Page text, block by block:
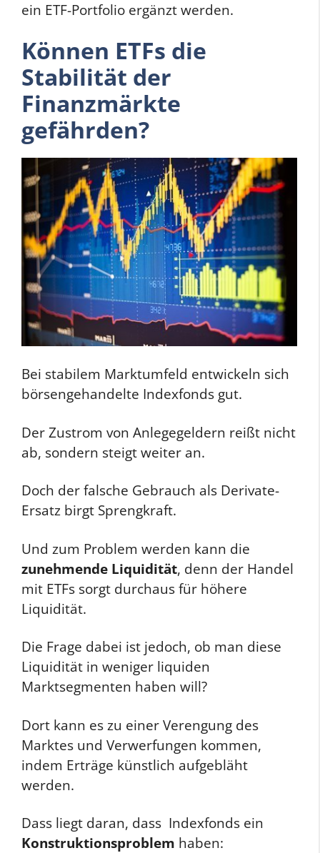
ein ETF-Portfolio ergänzt werden.
Können ETFs die
Stabilität der
Finanzmärkte
gefährden?
Bei stabilem Marktumfeld entwickeln sich
börsengehandelte Indexfonds gut.
Der Zustrom von Anlegegeldern reißt nicht
ab, sondern steigt weiter an.
Doch der falsche Gebrauch als Derivate-
Ersatz birgt Sprengkraft.
Und zum Problem werden kann die
zunehmende Liquidität, denn der Handel
mit ETFs sorgt durchaus für höhere
Liquidität.
Die Frage dabei ist jedoch, ob man diese
Liquidität in weniger liquiden
Marktsegmenten haben will?
Dort kann es zu einer Verengung des
Marktes und Verwerfungen kommen,
indem Erträge künstlich aufgebläht
werden.
Dass liegt daran, dass Indexfonds ein
Konstruktionsproblem haben: